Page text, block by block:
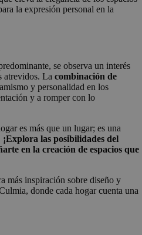
la expresión personal en la
se observa un interés
atrevidos. Lacombinación de
y personalidad en los
y a romper con lo
es más que un lugar; es una
¡Explora las posibilidades del
en la creación de espacios que
más inspiración sobre diseño y
donde cada hogar cuenta una